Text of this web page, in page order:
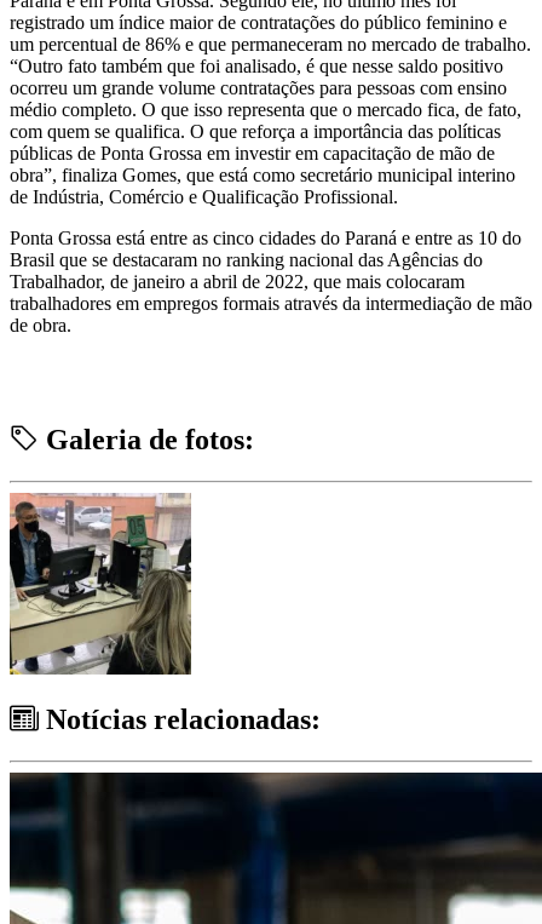
registrado um índice maior de contratações do público feminino e
um percentual de 86% e que permaneceram no mercado de trabalho.
“Outro fato também que foi analisado, é que nesse saldo positivo
ocorreu um grande volume contratações para pessoas com ensino
médio completo. O que isso representa que o mercado fica, de fato,
com quem se qualifica. O que reforça a importância das políticas
públicas de Ponta Grossa em investir em capacitação de mão de
obra”, finaliza Gomes, que está como secretário municipal interino
de Indústria, Comércio e Qualificação Profissional.
Ponta Grossa está entre as cinco cidades do Paraná e entre as 10 do
Brasil que se destacaram no ranking nacional das Agências do
Trabalhador, de janeiro a abril de 2022, que mais colocaram
trabalhadores em empregos formais através da intermediação de mão
de obra.
Galeria de fotos:
Notícias relacionadas: